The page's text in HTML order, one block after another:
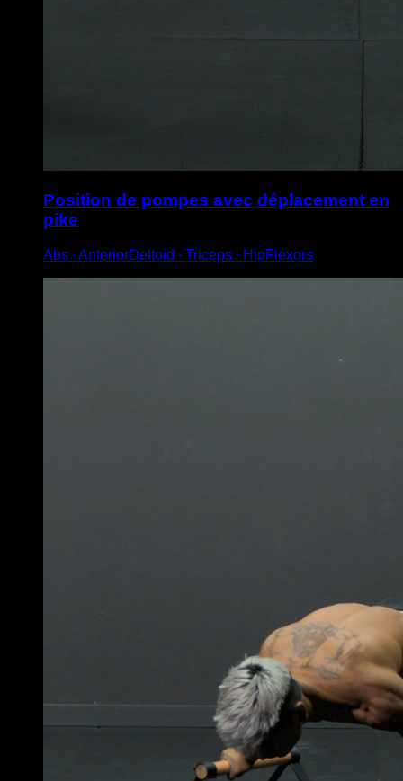
Position de pompes avec déplacement en
pike
Abs ∙ AnteriorDeltoid ∙ Triceps ∙ HipFlexors